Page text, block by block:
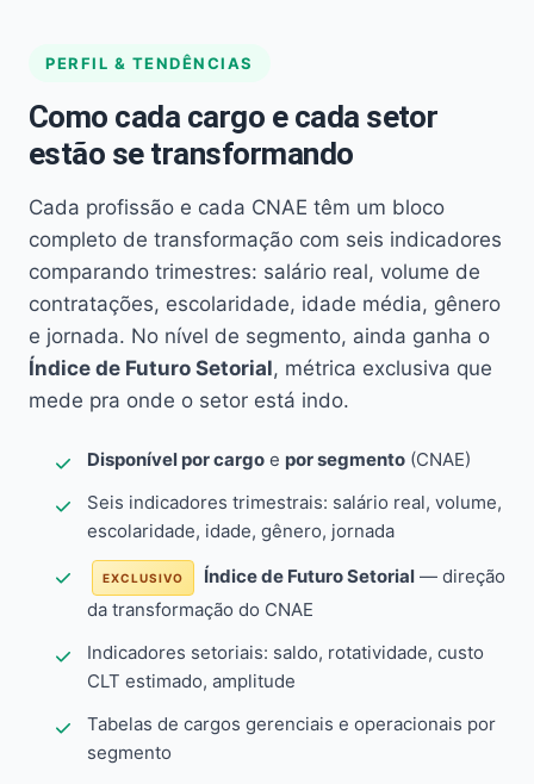
PERFIL & TENDÊNCIAS
Como cada cargo e cada setor
estão se transformando
Cada profissão e cada CNAE têm um bloco
completo de transformação com seis indicadores
comparando trimestres: salário real, volume de
contratações, escolaridade, idade média, gênero
e jornada. No nível de segmento, ainda ganha o
Índice de Futuro Setorial, métrica exclusiva que
mede pra onde o setor está indo.
Disponível por cargo e por segmento (CNAE)
Seis indicadores trimestrais: salário real, volume,
escolaridade, idade, gênero, jornada
EXCLUSIVO Índice de Futuro Setorial — direção
da transformação do CNAE
Indicadores setoriais: saldo, rotatividade, custo
CLT estimado, amplitude
Tabelas de cargos gerenciais e operacionais por
segmento